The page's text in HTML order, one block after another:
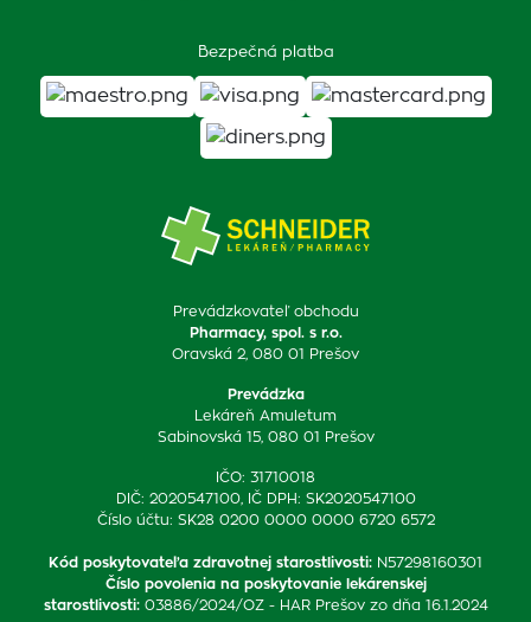
Prevádzkovateľ obchodu
Pharmacy, spol. s r.o.
Oravská 2, 080 01 Prešov
Prevádzka
Lekáreň Amuletum
Sabinovská 15, 080 01 Prešov
IČO: 31710018
DIČ: 2020547100, IČ DPH: SK2020547100
Číslo účtu: SK28 0200 0000 0000 6720 6572
Kód poskytovateľa zdravotnej starostlivosti: N57298160301
Číslo povolenia na poskytovanie lekárenskej
starostlivosti: 03886/2024/OZ - HAR Prešov zo dňa 16.1.2024
Bezpečná platba